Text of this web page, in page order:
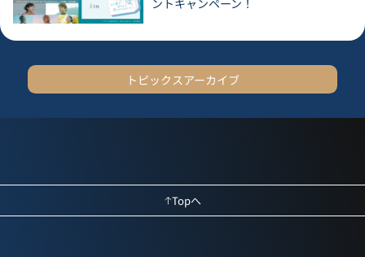
トピックスアーカイブ
Topへ